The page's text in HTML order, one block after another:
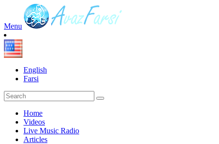
Menu
English
Farsi
Home
Videos
Live Music Radio
Articles